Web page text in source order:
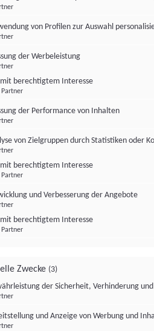
von Profilen zur Auswahl
der Werbeleistung
berechtigtem Interesse
Partner
der Performance von Inhalten
von Zielgruppen durch Statistiken oder
berechtigtem Interesse
Partner
und Verbesserung der Angebote
berechtigtem Interesse
Partner
Zwecke (3)
der Sicherheit, Verhinderung
und Anzeige von Werbung und